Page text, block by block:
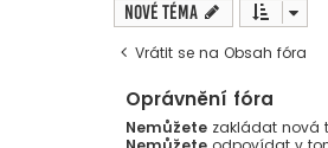
Nové téma
Vrátit se na Obsah fóra
Oprávnění fóra
Nemůžete zakládat nová